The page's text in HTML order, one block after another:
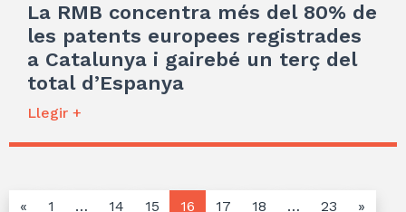
La RMB concentra més del 80% de
les patents europees registrades
a Catalunya i gairebé un terç del
total d’Espanya
Llegir +
« 1 … 14 15 16 17 18 … 23 »